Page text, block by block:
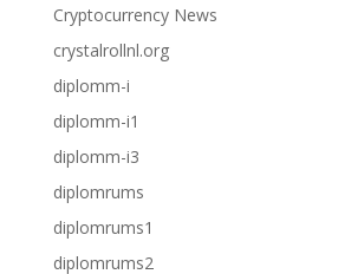
Cryptocurrency News
crystalrollnl.org
diplomm-i
diplomm-i1
diplomm-i3
diplomrums
diplomrums1
diplomrums2